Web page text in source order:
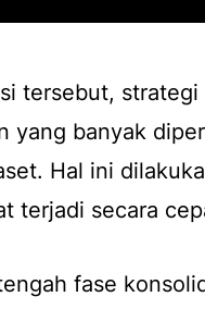
tersebut,
yang banyak
Hal ini
terjadi secara
fase